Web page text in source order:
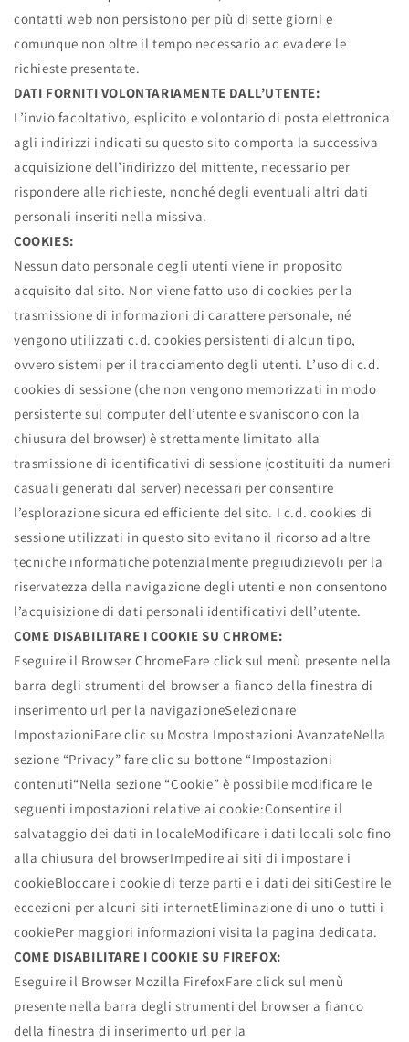
contatti web non persistono per più di sette giorni e
comunque non oltre il tempo necessario ad evadere le
richieste presentate.
DATI FORNITI VOLONTARIAMENTE DALL’UTENTE:
L’invio facoltativo, esplicito e volontario di posta elettronica
agli indirizzi indicati su questo sito comporta la successiva
acquisizione dell’indirizzo del mittente, necessario per
rispondere alle richieste, nonché degli eventuali altri dati
personali inseriti nella missiva.
COOKIES:
Nessun dato personale degli utenti viene in proposito
acquisito dal sito. Non viene fatto uso di cookies per la
trasmissione di informazioni di carattere personale, né
vengono utilizzati c.d. cookies persistenti di alcun tipo,
ovvero sistemi per il tracciamento degli utenti. L’uso di c.d.
cookies di sessione (che non vengono memorizzati in modo
persistente sul computer dell’utente e svaniscono con la
chiusura del browser) è strettamente limitato alla
trasmissione di identificativi di sessione (costituiti da numeri
casuali generati dal server) necessari per consentire
l’esplorazione sicura ed efficiente del sito. I c.d. cookies di
sessione utilizzati in questo sito evitano il ricorso ad altre
tecniche informatiche potenzialmente pregiudizievoli per la
riservatezza della navigazione degli utenti e non consentono
l’acquisizione di dati personali identificativi dell’utente.
COME DISABILITARE I COOKIE SU CHROME:
Eseguire il Browser ChromeFare click sul menù presente nella
barra degli strumenti del browser a fianco della finestra di
inserimento url per la navigazioneSelezionare
ImpostazioniFare clic su Mostra Impostazioni AvanzateNella
sezione “Privacy” fare clic su bottone “Impostazioni
contenuti“Nella sezione “Cookie” è possibile modificare le
seguenti impostazioni relative ai cookie:Consentire il
salvataggio dei dati in localeModificare i dati locali solo fino
alla chiusura del browserImpedire ai siti di impostare i
cookieBloccare i cookie di terze parti e i dati dei sitiGestire le
eccezioni per alcuni siti internetEliminazione di uno o tutti i
cookiePer maggiori informazioni visita la pagina dedicata.
COME DISABILITARE I COOKIE SU FIREFOX:
Eseguire il Browser Mozilla FirefoxFare click sul menù
presente nella barra degli strumenti del browser a fianco
della finestra di inserimento url per la